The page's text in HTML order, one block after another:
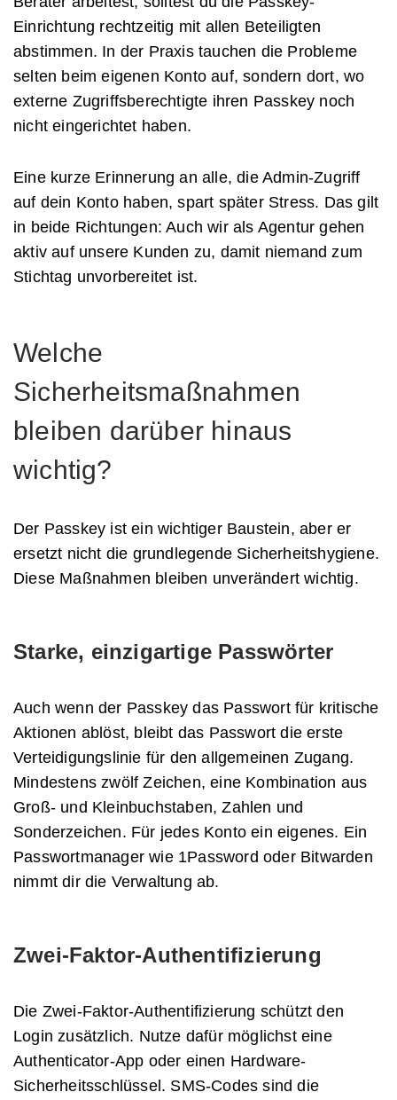
Einrichtung rechtzeitig mit allen Beteiligten
abstimmen. In der Praxis tauchen die Probleme
selten beim eigenen Konto auf, sondern dort, wo
externe Zugriffsberechtigte ihren Passkey noch
nicht eingerichtet haben.
Eine kurze Erinnerung an alle, die Admin-Zugriff
auf dein Konto haben, spart später Stress. Das gilt
in beide Richtungen: Auch wir als Agentur gehen
aktiv auf unsere Kunden zu, damit niemand zum
Stichtag unvorbereitet ist.
Welche
Sicherheitsmaßnahmen
bleiben darüber hinaus
wichtig?
Der Passkey ist ein wichtiger Baustein, aber er
ersetzt nicht die grundlegende Sicherheitshygiene.
Diese Maßnahmen bleiben unverändert wichtig.
Starke, einzigartige Passwörter
Auch wenn der Passkey das Passwort für kritische
Aktionen ablöst, bleibt das Passwort die erste
Verteidigungslinie für den allgemeinen Zugang.
Mindestens zwölf Zeichen, eine Kombination aus
Groß- und Kleinbuchstaben, Zahlen und
Sonderzeichen. Für jedes Konto ein eigenes. Ein
Passwortmanager wie 1Password oder Bitwarden
nimmt dir die Verwaltung ab.
Zwei-Faktor-Authentifizierung
Die Zwei-Faktor-Authentifizierung schützt den
Login zusätzlich. Nutze dafür möglichst eine
Authenticator-App oder einen Hardware-
Sicherheitsschlüssel. SMS-Codes sind die